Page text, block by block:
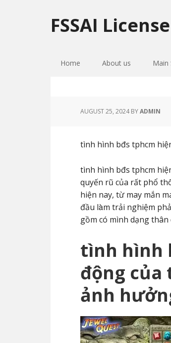
to
primary
to
main
to
primary
FSSAI
Home About us Main
AUGUST 25, 2024BYADMIN
tình hình bđs tphcm
tình hình bđs tphcm
quyến rũ của rất phổ
hiện nay, từ may mắn
đầu làm trải nghiệm
gồm có mình dạng thân
tình hình
động của
ảnh